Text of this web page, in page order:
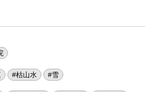
#枯山水 #雪